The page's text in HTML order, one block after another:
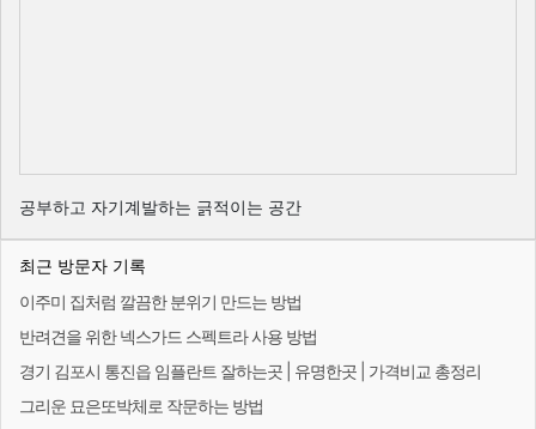
공부하고 자기계발하는 긁적이는 공간
최근 방문자 기록
이주미 집처럼 깔끔한 분위기 만드는 방법
반려견을 위한 넥스가드 스펙트라 사용 방법
경기 김포시 통진읍 임플란트 잘하는곳 | 유명한곳 | 가격비교 총정리
그리운 묘은또박체로 작문하는 방법